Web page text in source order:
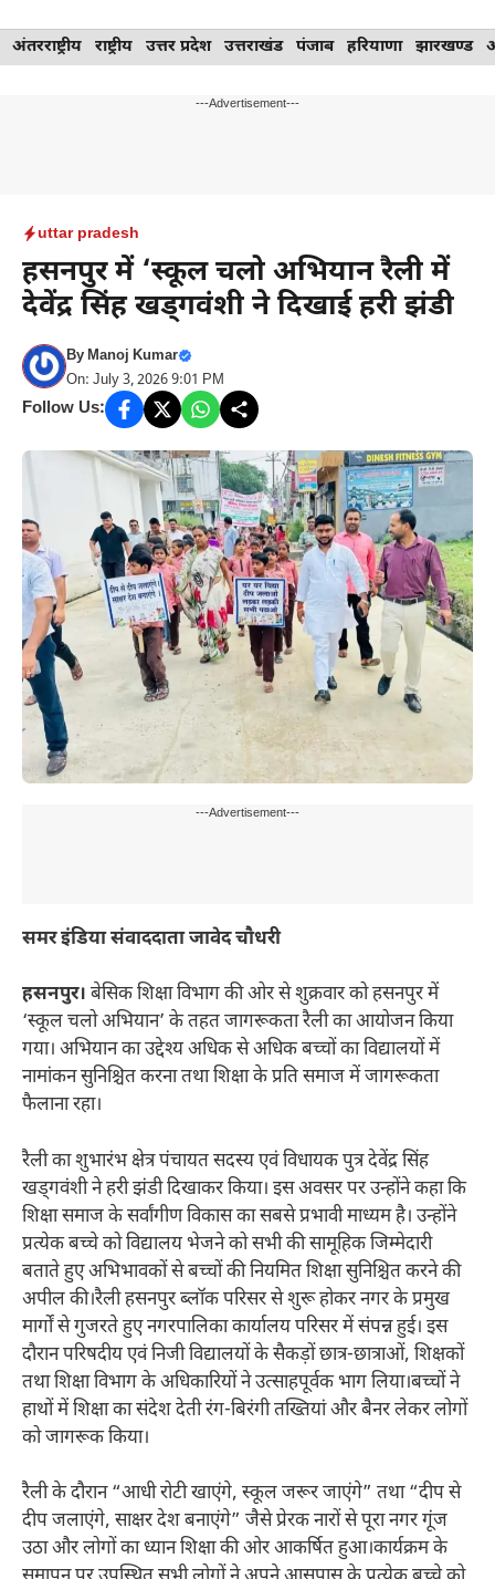
Skip
to
अंतरराष्ट्रीय राष्ट्रीय उत्तर प्रदेश उत्तराखंड पंजाब हरियाणा झारखण्ड
---Advertisement---
uttar pradesh
हसनपुर में ‘स्कूल चलो अभियान रैली में
देवेंद्र सिंह खड्गवंशी ने दिखाई हरी झंडी
ByManoj Kumar
On: July 3, 2026 9:01 PM
Follow Us:
---Advertisement---
समर इंडिया संवाददाता जावेद चौधरी
हसनपुर। बेसिक शिक्षा विभाग की ओर से शुक्रवार को हसनपुर में
‘स्कूल चलो अभियान’ के तहत जागरूकता रैली का आयोजन किया
गया। अभियान का उद्देश्य अधिक से अधिक बच्चों का विद्यालयों में
नामांकन सुनिश्चित करना तथा शिक्षा के प्रति समाज में जागरूकता
फैलाना रहा।
रैली का शुभारंभ क्षेत्र पंचायत सदस्य एवं विधायक पुत्र देवेंद्र सिंह
खड्गवंशी ने हरी झंडी दिखाकर किया। इस अवसर पर उन्होंने कहा कि
शिक्षा समाज के सर्वांगीण विकास का सबसे प्रभावी माध्यम है। उन्होंने
प्रत्येक बच्चे को विद्यालय भेजने को सभी की सामूहिक जिम्मेदारी
बताते हुए अभिभावकों से बच्चों की नियमित शिक्षा सुनिश्चित करने की
अपील की।रैली हसनपुर ब्लॉक परिसर से शुरू होकर नगर के प्रमुख
मार्गों से गुजरते हुए नगरपालिका कार्यालय परिसर में संपन्न हुई। इस
दौरान परिषदीय एवं निजी विद्यालयों के सैकड़ों छात्र-छात्राओं, शिक्षकों
तथा शिक्षा विभाग के अधिकारियों ने उत्साहपूर्वक भाग लिया।बच्चों ने
हाथों में शिक्षा का संदेश देती रंग-बिरंगी तख्तियां और बैनर लेकर लोगों
को जागरूक किया।
रैली के दौरान “आधी रोटी खाएंगे, स्कूल जरूर जाएंगे” तथा “दीप से
दीप जलाएंगे, साक्षर देश बनाएंगे” जैसे प्रेरक नारों से पूरा नगर गूंज
उठा और लोगों का ध्यान शिक्षा की ओर आकर्षित हुआ।कार्यक्रम के